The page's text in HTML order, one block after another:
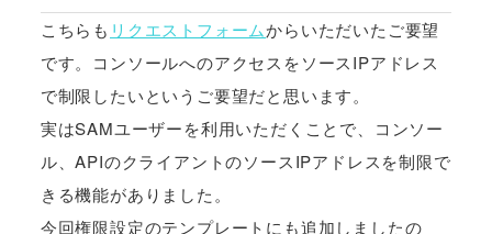
こちらも リクエストフォームからいただいたご要望
です。コンソールへのアクセスをソースIPアドレス
で制限したいというご要望だと思います。
実はSAMユーザーを利用いただくことで、コンソー
ル、APIのクライアントのソースIPアドレスを制限で
きる機能がありました。
今回権限設定のテンプレートにも追加しましたの